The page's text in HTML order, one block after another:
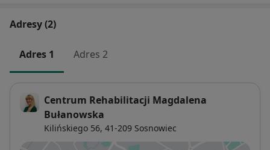
Adresy (2)
Adres 1 Adres 2
Centrum Rehabilitacji Magdalena
Bułanowska
Kilińskiego 56, 41-209 Sosnowiec